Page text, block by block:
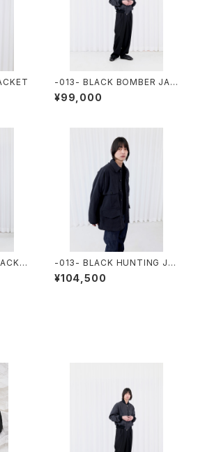
-013- BLACK BOMBER JAC
KET
¥99,000
-013- BLACK HUNTING JA
CKET
¥104,500